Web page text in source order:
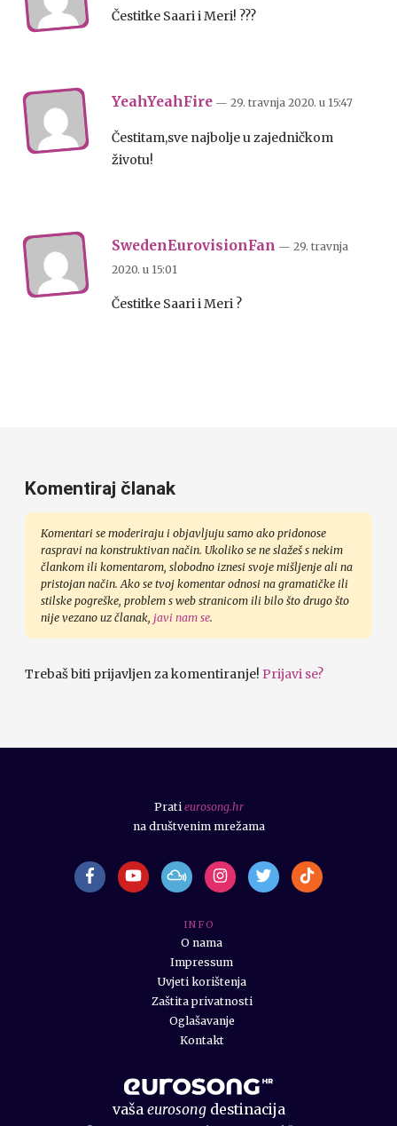
Čestitke Saari i Meri! ???
YeahYeahFire — 29. travnja 2020. u 15:47
Čestitam,sve najbolje u zajedničkom
životu!
SwedenEurovisionFan — 29. travnja
2020. u 15:01
Čestitke Saari i Meri ?
Komentiraj članak
Komentari se moderiraju i objavljuju samo ako pridonose
raspravi na konstruktivan način. Ukoliko se ne slažeš s nekim
člankom ili komentarom, slobodno iznesi svoje mišljenje ali na
pristojan način. Ako se tvoj komentar odnosi na gramatičke ili
stilske pogreške, problem s web stranicom ili bilo što drugo što
nije vezano uz članak, javi nam se.
Trebaš biti prijavljen za komentiranje! Prijavi se?
vaša eurosongdestinacija
I N F O
O nama
Impressum
Uvjeti korištenja
Zaštita privatnosti
Oglašavanje
Kontakt
Prati eurosong.hr
na društvenim mrežama